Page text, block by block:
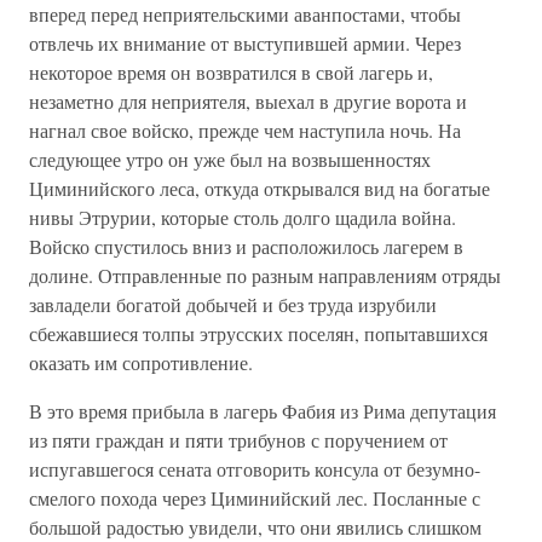
вперед перед неприятельскими аванпостами, чтобы
отвлечь их внимание от выступившей армии. Через
некоторое время он возвратился в свой лагерь и,
незаметно для неприятеля, выехал в другие ворота и
нагнал свое войско, прежде чем наступила ночь. На
следующее утро он уже был на возвышенностях
Циминийского леса, откуда открывался вид на богатые
нивы Этрурии, которые столь долго щадила война.
Войско спустилось вниз и расположилось лагерем в
долине. Отправленные по разным направлениям отряды
завладели богатой добычей и без труда изрубили
сбежавшиеся толпы этрусских поселян, попытавшихся
оказать им сопротивление.
В это время прибыла в лагерь Фабия из Рима депутация
из пяти граждан и пяти трибунов с поручением от
испугавшегося сената отговорить консула от безумно-
смелого похода через Циминийский лес. Посланные с
большой радостью увидели, что они явились слишком